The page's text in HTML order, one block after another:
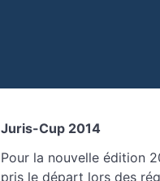
Juris-Cup 2014
Pour la nouvelle édition
pris le départ lors des